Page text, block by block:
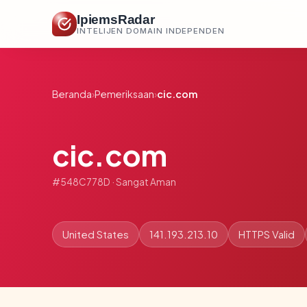
IpiemsRadar
INTELIJEN DOMAIN INDEPENDEN
Beranda›Pemeriksaan›cic.com
cic.com
#548C778D · Sangat Aman
United States 141.193.213.10 HTTPS Valid